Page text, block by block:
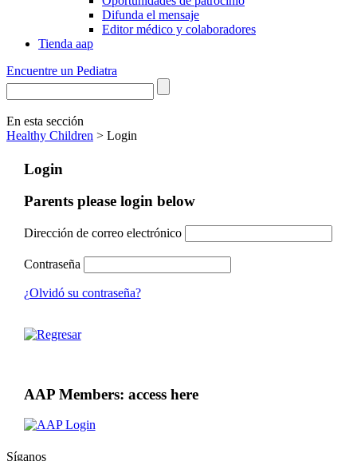
Difunda el mensaje
Editor médico y colaboradores
Tienda aap
Encuentre un Pediatra
En esta sección
Healthy Children > Login
Login
Parents please login below
Dirección de correo electrónico
Contraseña
¿Olvidó su contraseña?
AAP Members: access here
Síganos